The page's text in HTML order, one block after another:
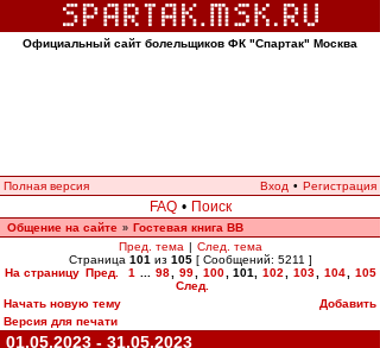
Официальный сайт болельщиков ФК "Спартак" Москва
Полная версия Вход • Регистрация
FAQ • Поиск
Общение на сайте » Гостевая книга ВВ
Пред. тема | След. тема
Страница 101 из 105[ Сообщений: 5211 ]
На страницу Пред. 1 98 99 100 101 102 103 104
105
След.
Начать новую тему
Добавить
Версия для печати
01.05.2023 - 31.05.2023